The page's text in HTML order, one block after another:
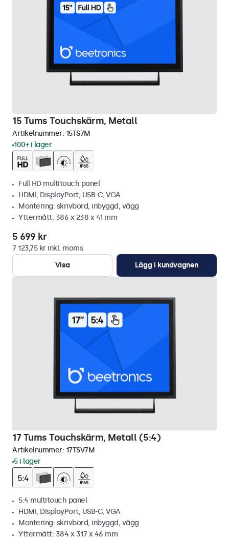
15 Tums Touchskärm, Metall
Artikelnummer: 15TS7M
100+ i lager
Full HD multitouch panel
HDMI, DisplayPort, USB-C, VGA
Montering: skrivbord, inbyggd, vägg
Yttermått: 386 x 238 x 41 mm
5 699 kr
7 123,75 kr inkl. moms
Visa
Lägg i kundvagnen
17 Tums Touchskärm, Metall (5:4)
Artikelnummer: 17TSV7M
5 i lager
5:4 multitouch panel
HDMI, DisplayPort, USB-C, VGA
Montering: skrivbord, inbyggd, vägg
Yttermått: 384 x 317 x 46 mm